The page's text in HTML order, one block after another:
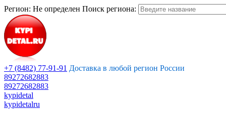
Регион: Не определен Поиск региона:
+7 (8482) 77-91-91 Доставка в любой регион России
89272682883
89272682883
kypidetal
kypidetalru